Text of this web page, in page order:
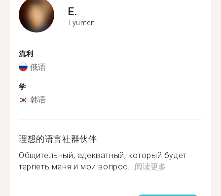
E.
Tyumen
流利
俄语
学
韩语
理想的语言社群伙伴
Общительный, адекватный, который будет
терпеть меня и мои вопрос...阅读更多